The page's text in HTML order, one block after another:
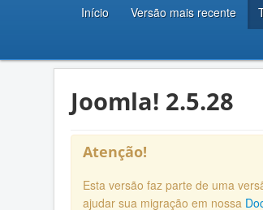
Início Versão mais recente
Joomla! 2.5.28
Atenção!
Esta versão faz parte de uma
ajudar sua migração em nossa